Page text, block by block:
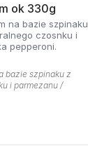
ok 330g
na bazie szpinaku
czosnku i
pepperoni.
bazie szpinaku z
i parmezanu /